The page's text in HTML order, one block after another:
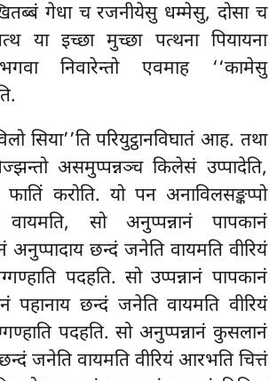
गेधा च रजनीयेसु धम्मेसु, दोसा च
या इच्छा मुच्छा पत्थना पियायना
निवारेन्तो एवमाह ‘‘कामेसु
सिया’’ति परियुट्ठानविघातं आह. तथा
असमुप्पन्नञ्च किलेसं उप्पादेति,
करोति. यो पन अनाविलसङ्कप्पो
वायमति, सो अनुप्पन्नानं पापकानं
छन्दं जनेति वायमति वीरियं
पदहति. सो उप्पन्नानं पापकानं
पहानाय छन्दं जनेति वायमति वीरियं
पदहति. सो अनुप्पन्नानं कुसलानं
जनेति वायमति वीरियं आरभति चित्तं